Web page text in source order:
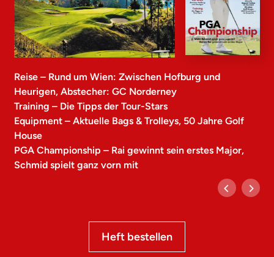
Reise – Rund um Wien: Zwischen Hofburg und
Heurigen, Abstecher: GC Norderney
Training – Die Tipps der Tour-Stars
Equipment – Aktuelle Bags & Trolleys, 50 Jahre Golf
House
PGA Championship – Rai gewinnt sein erstes Major,
Schmid spielt ganz vorn mit
Heft bestellen